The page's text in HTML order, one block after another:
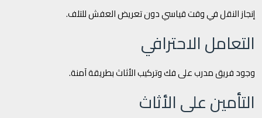
إنجاز النقل في وقت قياسي دون تعريض العفش للتلف.
التعامل الاحترافي
وجود فريق مدرب على فك وتركيب الأثاث بطريقة آمنة.
التأمين على الأثاث